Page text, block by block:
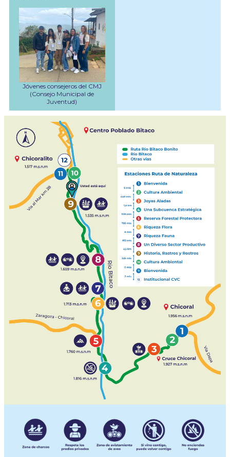
Jóvenes consejeros del CMJ
(Consejo Municipal de
Juventud)